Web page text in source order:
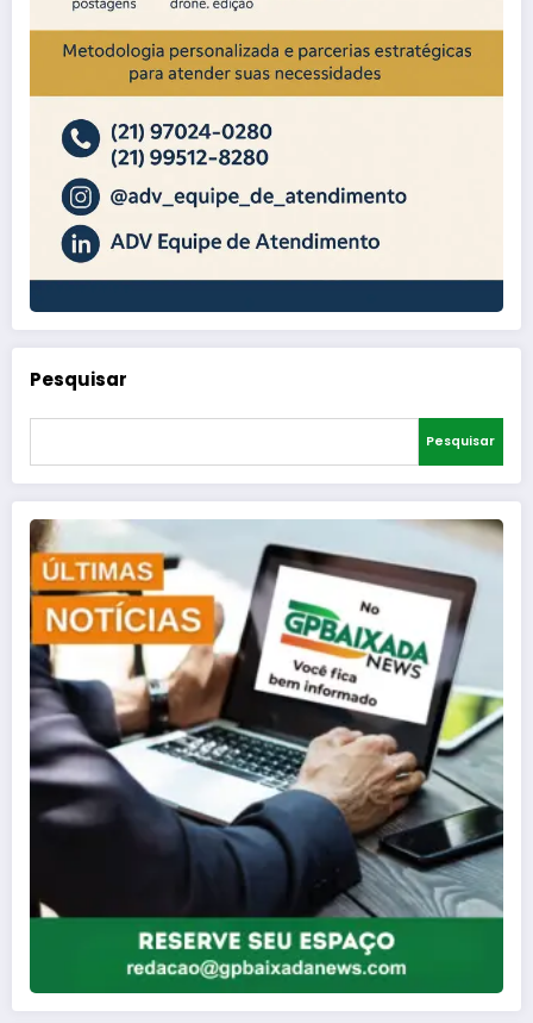
Pesquisar
Pesquisar